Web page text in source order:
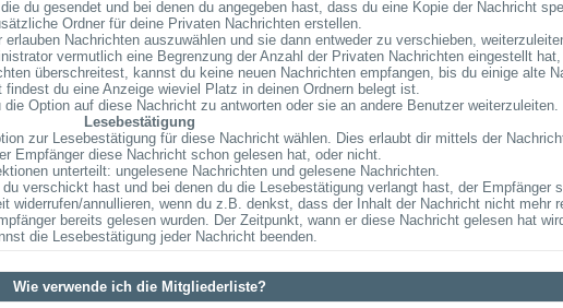
du gesendet und bei denen du angegeben hast, dass du eine Kopie der Nachricht
Ordner für deine Privaten Nachrichten erstellen.
Nachrichten auszuwählen und sie dann entweder zu verschieben,
vermutlich eine Begrenzung der Anzahl der Privaten Nachrichten eingestellt
überschreitest, kannst du keine neuen Nachrichten empfangen, bis du einige alte
findest du eine Anzeige wieviel Platz in deinen Ordnern belegt ist.
Option auf diese Nachricht zu antworten oder sie an andere Benutzer weiterzuleiten.
Lesebestätigung
zur Lesebestätigung für diese Nachricht wählen. Dies erlaubt dir mittels der
Empfänger diese Nachricht schon gelesen hat, oder nicht.
unterteilt: ungelesene Nachrichten und gelesene Nachrichten.
verschickt hast und bei denen du die Lesebestätigung verlangt hast, der Empfänger
widerrufen/annullieren, wenn du z.B. denkst, dass der Inhalt der Nachricht nicht mehr
bereits gelesen wurden. Der Zeitpunkt, wann er diese Nachricht gelesen hat
die Lesebestätigung jeder Nachricht beenden.
Wie verwende ich die Mitgliederliste?